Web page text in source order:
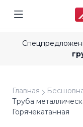
Главная
Труба
Горячекатанная